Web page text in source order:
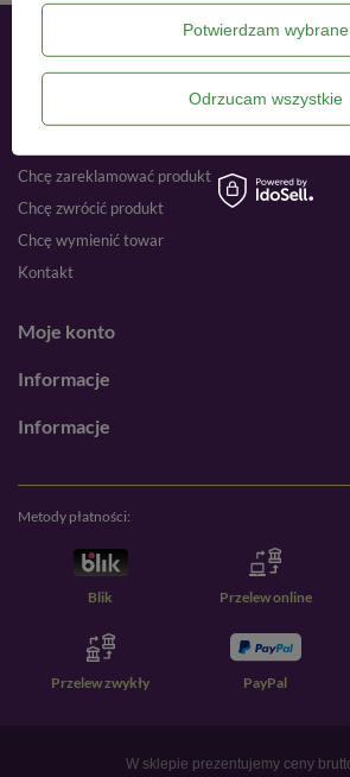
Moje zamówienia
Chcę zareklamować produkt
Chcę zwrócić produkt
Chcę wymienić towar
Kontakt
Moje konto
Informacje
Informacje
Metody płatności:
Blik Przelew online
Przelew zwykły PayPal
W sklepie prezentujemy ceny
Potwierdzam wybrane
Odrzucam wszystkie